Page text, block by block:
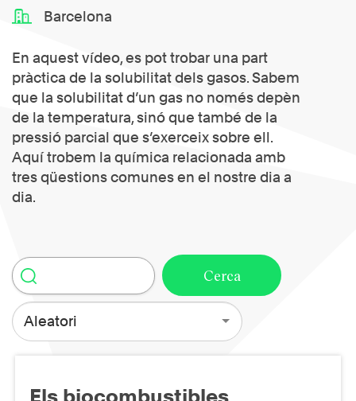
Barcelona
En aquest vídeo, es pot trobar una part
pràctica de la solubilitat dels gasos. Sabem
que la solubilitat d’un gas no només depèn
de la temperatura, sinó que també de la
pressió parcial que s’exerceix sobre ell.
Aquí trobem la química relacionada amb
tres qüestions comunes en el nostre dia a
dia.
Aleatori
Els biocombustibles